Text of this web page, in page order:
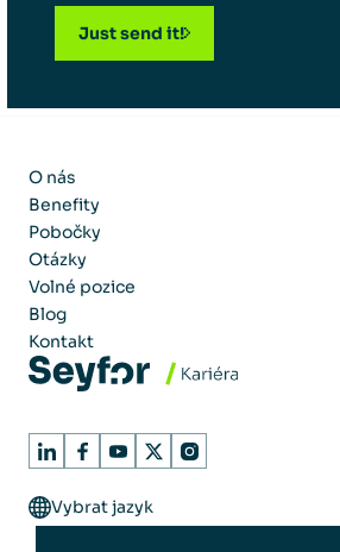
Just send it!
O nás
Benefity
Pobočky
Otázky
Volné pozice
Blog
Kontakt
Vybrat jazyk